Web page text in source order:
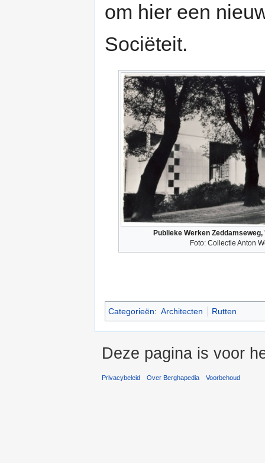
om hier een
Sociëteit.
Publieke Werken
Foto: Collectie Anton
Categorieën: Architecten Rutten
Deze pagina is voor
Privacybeleid Over Berghapedia Voorbehoud